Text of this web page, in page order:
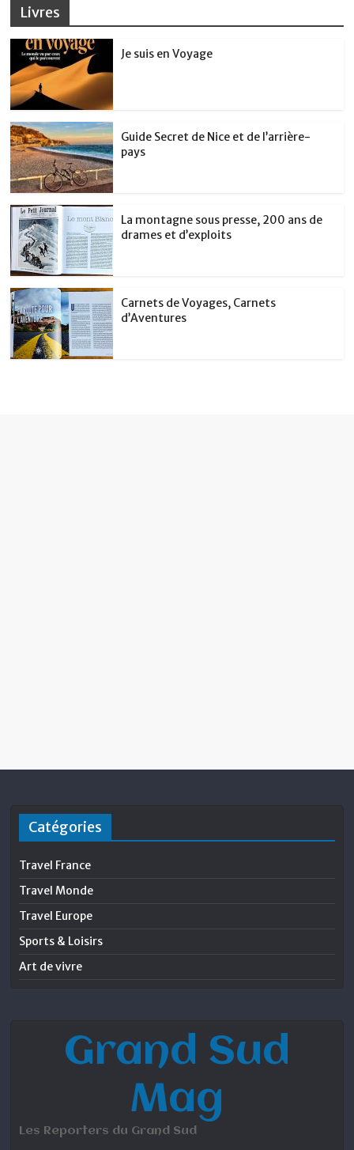
Livres
Je suis en Voyage
Guide Secret de Nice et de l’arrière-
pays
La montagne sous presse, 200 ans de
drames et d’exploits
Carnets de Voyages, Carnets
d’Aventures
Catégories
Travel France
Travel Monde
Travel Europe
Sports & Loisirs
Art de vivre
Grand Sud
Mag
Les Reporters du Grand Sud